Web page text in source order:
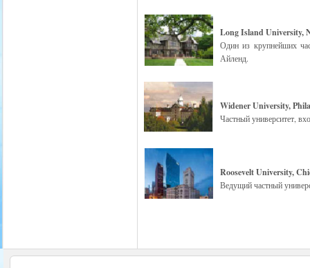
Long Island University,
Один из крупнейших
Айленд.
Widener University,
Частный университет,
Roosevelt University,
Ведущий частный